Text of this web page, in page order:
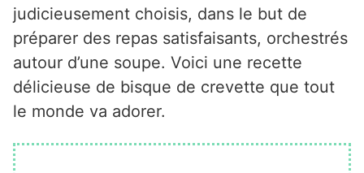
judicieusement choisis, dans le but de
préparer des repas satisfaisants, orchestrés
autour d’une soupe. Voici une recette
délicieuse de bisque de crevette que tout
le monde va adorer.